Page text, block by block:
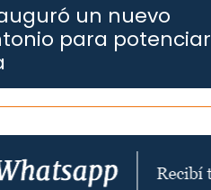
un nuevo
para potenciar